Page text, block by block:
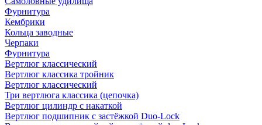
Фурнитура
Кембрики
Кольца заводные
Черпаки
Фурнитура
Вертлюг классический
Вертлюг классика тройник
Вертлюг классический
Три вертлюга классика (цепочка)
Вертлюг цилиндр с накаткой
Вертлюг подшипник с застёжкой Duo-Lock